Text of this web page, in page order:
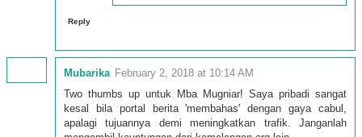
Reply
Mubarika February 2, 2018 at 10:14 AM
Two thumbs up untuk Mba Mugniar! Saya pribadi sangat
kesal bila portal berita 'membahas' dengan gaya cabul,
apalagi tujuannya demi meningkatkan trafik. Janganlah